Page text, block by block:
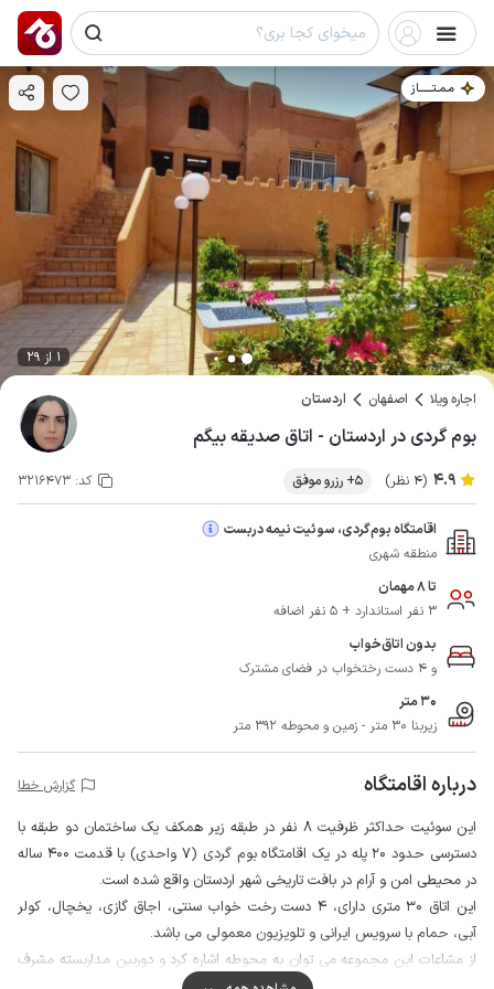
مـمـتــــــاز
1 از 29
اجاره ویلا اصفهان اردستان
بوم گردی در اردستان - اتاق صدیقه بیگم
4.9 (4 نظر) 5+ رزرو موفق کد: 3216473
اقامتگاه بوم‌گردی، سوئیت نیمه دربست
منطقه شهری
تا 8 مهمان
3 نفر استاندارد + 5 نفر اضافه
بدون اتاق‌خواب
و 4 دست رختخواب در فضای مشترک
30 متر
زیربنا 30 متر - زمین و محوطه 392 متر
درباره اقامتگاه گزارش خطا
این سوئیت حداکثر ظرفیت 8 نفر در طبقه زیر همکف یک ساختمان دو طبقه با
دسترسی حدود 20 پله در یک اقامتگاه بوم گردی (7 واحدی) با قدمت 400 ساله
در محیطی امن و آرام در بافت تاریخی شهر اردستان واقع شده است.
این اتاق 30 متری دارای، 4 دست رخت خواب سنتی، اجاق گازی، یخچال، کولر
آبی، حمام با سرویس ایرانی و تلویزیون معمولی می باشد.
از مشاعات این مجموعه می توان به محوطه اشاره کرد و دوربین مداربسته مشرف